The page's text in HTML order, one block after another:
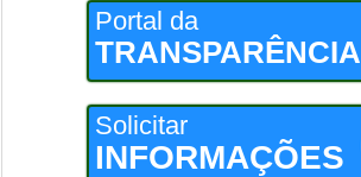
Portal da
TRANSPARÊNCIA
Solicitar
INFORMAÇÕES